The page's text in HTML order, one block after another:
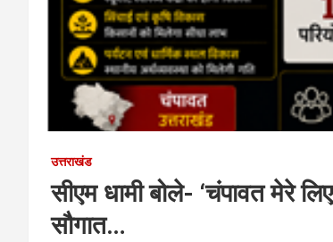
उत्तराखंड
सीएम धामी बोले- ‘चंपावत मेरे
सौगात…